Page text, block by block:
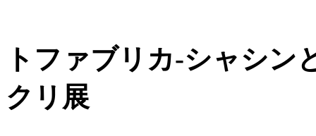
トファブリカ-シャシ
クリ展